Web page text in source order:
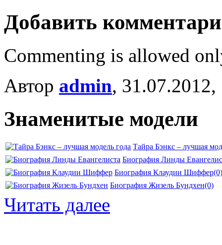
Добавить
Commenting is allowed
Автор admin,
Знаменитые модели
Тайра Бэнкс – лучшая
Биография Линды
Биография Клаудии Шиффер(0)
Биография Жизель Бундхен(0)
Читать далее